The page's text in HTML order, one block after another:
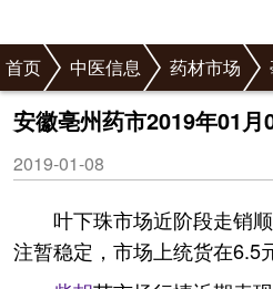
首页 中医信息 药材市场
安徽亳州药市2019年01月
2019-01-08
叶下珠市场近阶段走销
注暂稳定，市场上统货在6.5